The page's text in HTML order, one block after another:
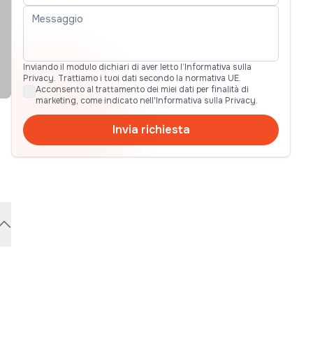
Inviando il modulo dichiari di aver letto l’Informativa sulla
Privacy. Trattiamo i tuoi dati secondo la normativa UE.
Acconsento al trattamento dei miei dati per finalità di
marketing, come indicato nell'Informativa sulla Privacy.
Invia richiesta